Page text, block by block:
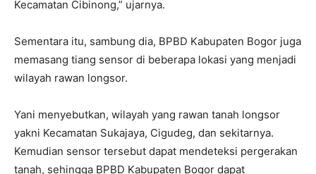
Kecamatan Cibinong,” ujarnya.
Sementara itu, sambung dia, BPBD Kabupaten Bogor juga
memasang tiang sensor di beberapa lokasi yang menjadi
wilayah rawan longsor.
Yani menyebutkan, wilayah yang rawan tanah longsor
yakni Kecamatan Sukajaya, Cigudeg, dan sekitarnya.
Kemudian sensor tersebut dapat mendeteksi pergerakan
tanah, sehingga BPBD Kabupaten Bogor dapat